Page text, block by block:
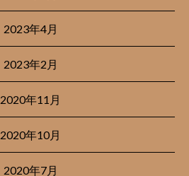
2023年4月
2023年2月
2020年11月
2020年10月
2020年7月